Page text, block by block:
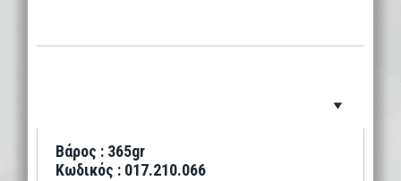
Βάρος : 365gr
Κωδικός : 017.210.066